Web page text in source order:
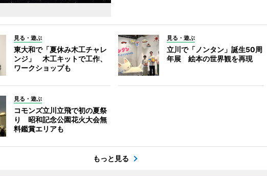
見る・遊ぶ
東大和で「夏休み木工チャレ
ンジ」 木工キットで工作、
ワークショップも
見る・遊ぶ
立川で「ノンタン」誕生50周
年展 絵本の世界観を再現
見る・遊ぶ
コモンズ立川立飛で初の夏祭
り 昭和記念公園花火大会無
料鑑賞エリアも
もっと見る